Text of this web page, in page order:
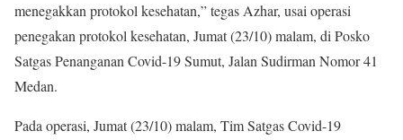
menegakkan protokol kesehatan,” tegas Azhar, usai operasi
penegakan protokol kesehatan, Jumat (23/10) malam, di Posko
Satgas Penanganan Covid-19 Sumut, Jalan Sudirman Nomor 41
Medan.
Pada operasi, Jumat (23/10) malam, Tim Satgas Covid-19